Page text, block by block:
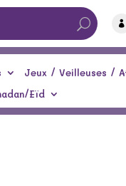

Jeux / Veilleuses /
Eïd